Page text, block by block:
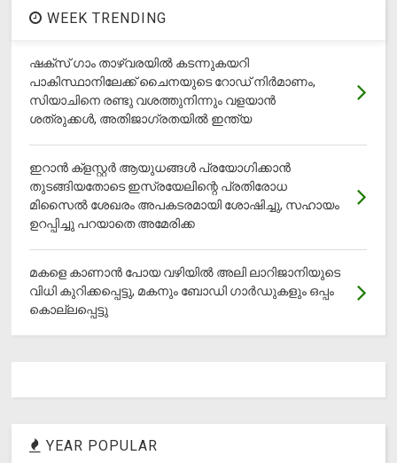
WEEK TRENDING
ഷക്സ് ​ഗാം താഴ്‌വരയിൽ കടന്നുകയറി
പാകിസ്ഥാനിലേക്ക് ചൈനയുടെ റോഡ് നിർമാണം,
സിയാചിനെ രണ്ടു വശത്തുനിന്നും വളയാൻ
ശത്രുക്കൾ, അതിജാ​ഗ്രതയിൽ ഇന്ത്യ
ഇറാന്‍ ക്‌ളസ്റ്റര്‍ ആയുധങ്ങള്‍ പ്രയോഗിക്കാന്‍
തുടങ്ങിയതോടെ ഇസ്രയേലിന്റെ പ്രതിരോധ
മിസൈല്‍ ശേഖരം അപകടരമായി ശോഷിച്ചു, സഹായം
ഉറപ്പിച്ചു പറയാതെ അമേരിക്ക
മകളെ കാണാന്‍ പോയ വഴിയില്‍ അലി ലാറിജാനിയുടെ
വിധി കുറിക്കപ്പെട്ടു, മകനും ബോഡി ഗാര്‍ഡുകളും ഒപ്പം
കൊല്ലപ്പെട്ടു
YEAR POPULAR